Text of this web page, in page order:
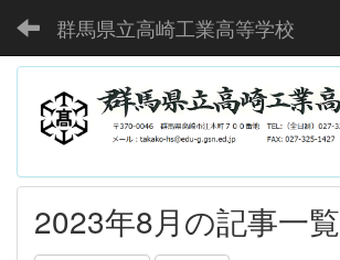
群馬県立高崎工業高等学校
2023年8月の記事一覧